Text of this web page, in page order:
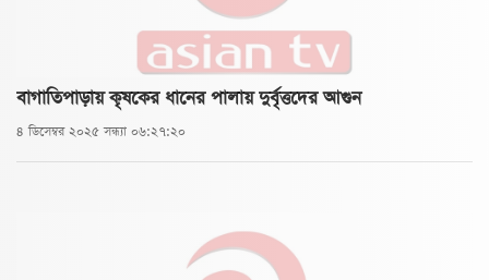
বাগাতিপাড়ায় কৃষকের ধানের পালায় দুর্বৃত্তদের আগুন
৪ ডিসেম্বর ২০২৫ সন্ধ্যা ০৬:২৭:২০